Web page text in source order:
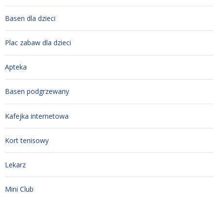
Basen dla dzieci
Plac zabaw dla dzieci
Apteka
Basen podgrzewany
Kafejka internetowa
Kort tenisowy
Lekarz
Mini Club